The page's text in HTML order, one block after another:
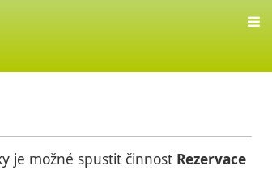
je možné spustit činnost Rezervace